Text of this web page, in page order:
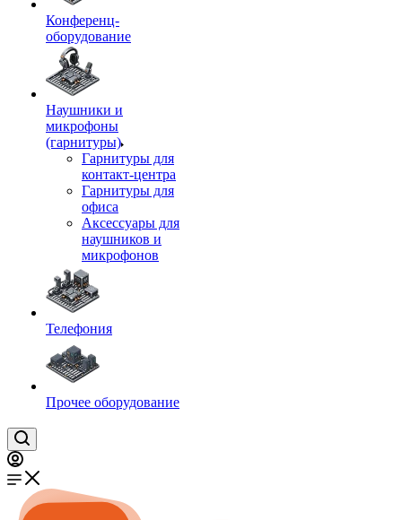
Конференц-
оборудование
Наушники и
микрофоны
(гарнитуры)
Гарнитуры для
контакт-центра
Гарнитуры для
офиса
Аксессуары для
наушников и
микрофонов
Телефония
Прочее оборудование